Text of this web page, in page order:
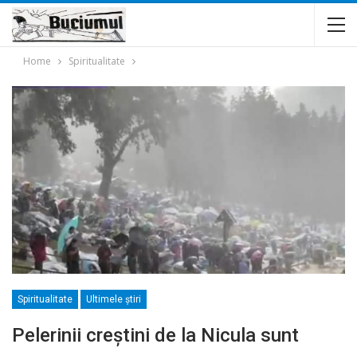
Home Spiritualitate
Spiritualitate Ultimele ştiri
Pelerinii creștini de la Nicula sunt